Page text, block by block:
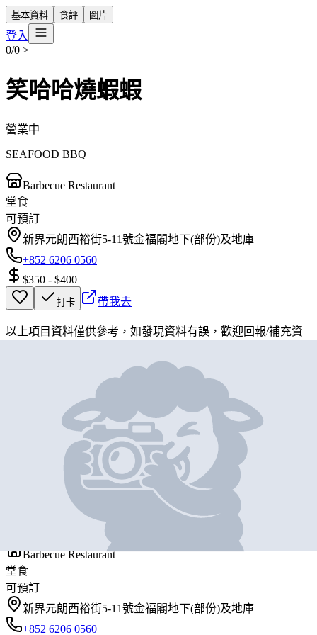
基本資料 食評 圖片
登入
0/0 >
笑哈哈燒蝦蝦
營業中
SEAFOOD BBQ
Barbecue Restaurant
堂食
可預訂
新界元朗西裕街5-11號金福閣地下(部份)及地庫
+852 6206 0560
$350 - $400
打卡 帶我去
以上項目資料僅供參考，如發現資料有誤，歡迎回報/補充資
笑哈哈燒蝦蝦
Barbecue Restaurant
堂食
可預訂
新界元朗西裕街5-11號金福閣地下(部份)及地庫
+852 6206 0560